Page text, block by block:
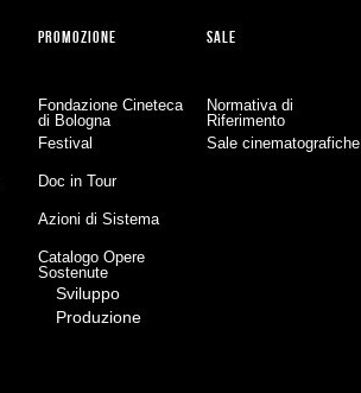
PROMOZIONE
Fondazione Cineteca
di Bologna
Festival
Doc in Tour
Azioni di Sistema
Catalogo Opere
Sostenute
Sviluppo
Produzione
SALE
Normativa di
Riferimento
Sale cinematografiche